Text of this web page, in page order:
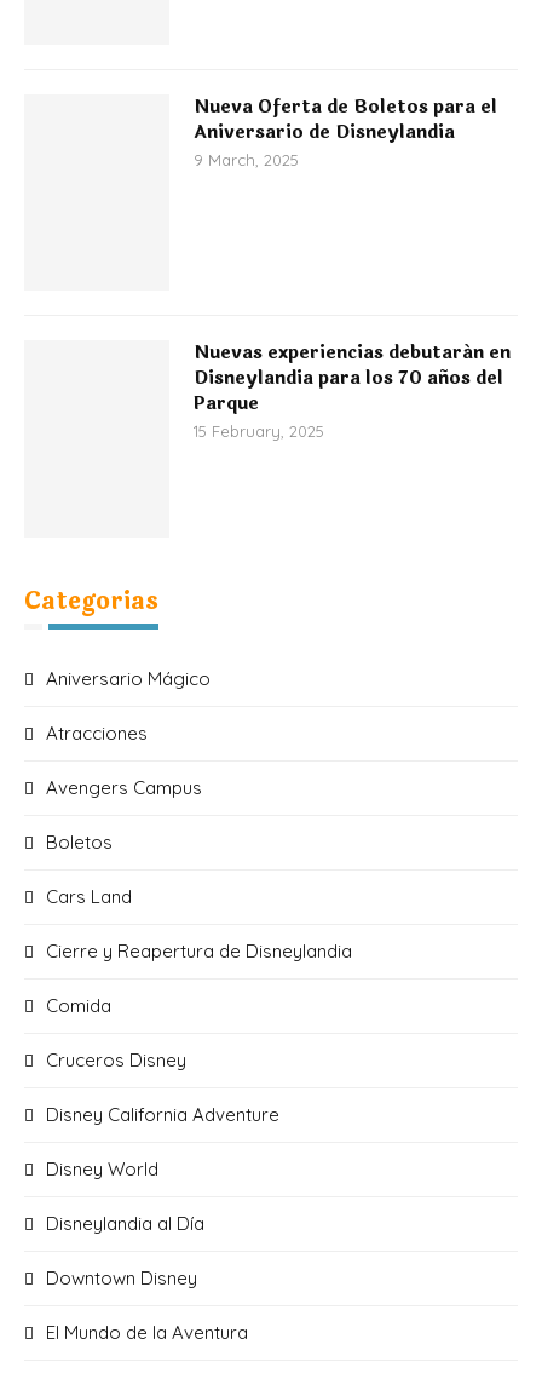
Nueva Oferta de Boletos para el
Aniversario de Disneylandia
9 March, 2025
Nuevas experiencias debutarán en
Disneylandia para los 70 años del
Parque
15 February, 2025
Categorias
Aniversario Mágico
Atracciones
Avengers Campus
Boletos
Cars Land
Cierre y Reapertura de Disneylandia
Comida
Cruceros Disney
Disney California Adventure
Disney World
Disneylandia al Día
Downtown Disney
El Mundo de la Aventura